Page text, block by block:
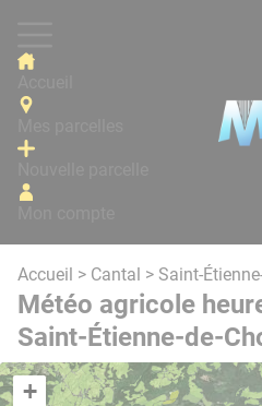
Accueil > Cantal > Saint-
Météo agricole
Saint-Étienne-de-
+